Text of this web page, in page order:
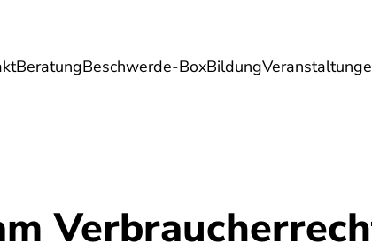
BeratungBeschwerde-BoxBildung
Umwelt Gesundheit Energie